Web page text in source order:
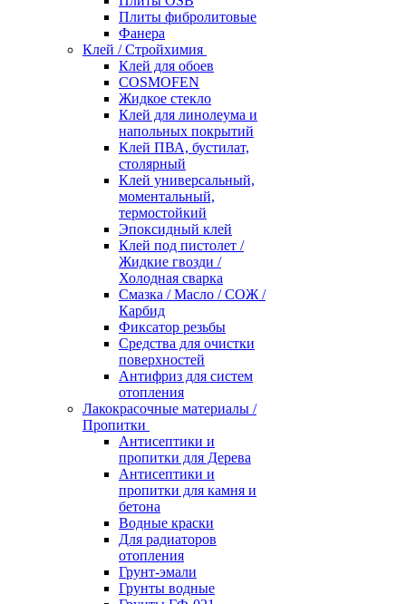
Плиты фибролитовые
Фанера
Клей / Стройхимия
Клей для обоев
COSMOFEN
Жидкое стекло
Клей для линолеума и
напольных покрытий
Клей ПВА, бустилат,
столярный
Клей универсальный,
моментальный,
термостойкий
Эпоксидный клей
Клей под пистолет /
Жидкие гвозди /
Холодная сварка
Смазка / Масло / СОЖ /
Карбид
Фиксатор резьбы
Средства для очистки
поверхностей
Антифриз для систем
отопления
Лакокрасочные материалы /
Пропитки
Антисептики и
пропитки для Дерева
Антисептики и
пропитки для камня и
бетона
Водные краски
Для радиаторов
отопления
Грунт-эмали
Грунты водные